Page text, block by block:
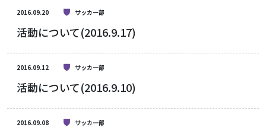
2016.09.20 サッカー部
活動について(2016.9.17)
2016.09.12 サッカー部
活動について(2016.9.10)
2016.09.08 サッカー部